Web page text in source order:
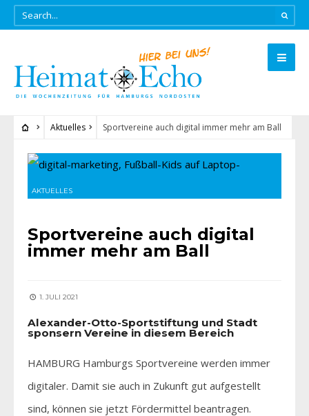
Aktuelles Sportvereine auch digital immer mehr am Ball
AKTUELLES
Sportvereine auch digital
immer mehr am Ball
1. JULI 2021
Alexander-Otto-Sportstiftung und Stadt
sponsern Vereine in diesem Bereich
HAMBURG Hamburgs Sportvereine werden immer
digitaler. Damit sie auch in Zukunft gut aufgestellt
sind, können sie jetzt Fördermittel beantragen.